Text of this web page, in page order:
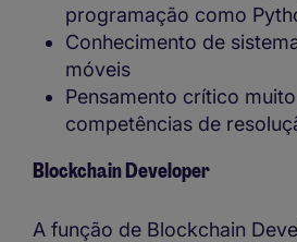
programação como
Conhecimento de
móveis
Pensamento crítico
competências de
Blockchain Developer
A função de Blockchain